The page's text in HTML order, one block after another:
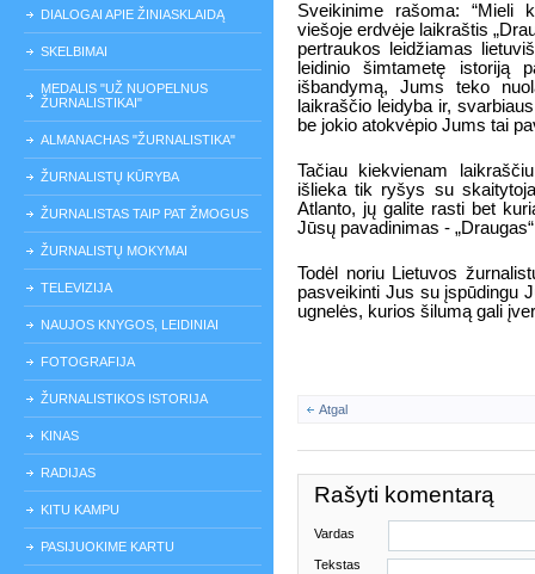
DIALOGAI APIE ŽINIASKLAIDĄ
SKELBIMAI
MEDALIS "UŽ NUOPELNUS
ŽURNALISTIKAI"
ALMANACHAS "ŽURNALISTIKA"
ŽURNALISTŲ KŪRYBA
ŽURNALISTAS TAIP PAT ŽMOGUS
ŽURNALISTŲ MOKYMAI
TELEVIZIJA
NAUJOS KNYGOS, LEIDINIAI
FOTOGRAFIJA
ŽURNALISTIKOS ISTORIJA
KINAS
RADIJAS
KITU KAMPU
PASIJUOKIME KARTU
Sveikinime rašoma: “Mieli
viešoje erdvėje laikraštis
pertraukos leidžiamas
leidinio šimtametę
išbandymą, Jums teko
laikraščio leidyba ir,
be jokio atokvėpio Jums tai
Tačiau kiekvienam
išlieka tik ryšys su
Atlanto, jų galite rasti bet
Jūsų pavadinimas -
Todėl noriu Lietuvos
pasveikinti Jus su įspūdingu
ugnelės, kurios šilumą gali
Atgal
Rašyti komentarą
Vardas
Tekstas